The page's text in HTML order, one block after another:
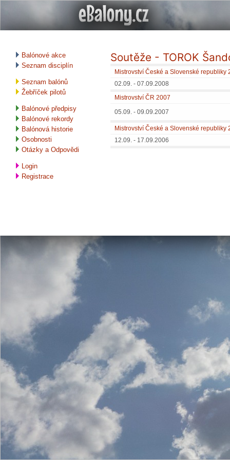
Balónové akce
Seznam disciplín
Seznam balónů
Žebříček pilotů
Balónové předpisy
Balónové rekordy
Balónová historie
Osobnosti
Otázky a Odpovědi
Login
Registrace
Soutěže - TOROK
Mistrovství České a Slovenské republiky
02.09. - 07.09.2008
Mistrovství ČR 2007
05.09. - 09.09.2007
Mistrovství České a Slovenské republiky
12.09. - 17.09.2006